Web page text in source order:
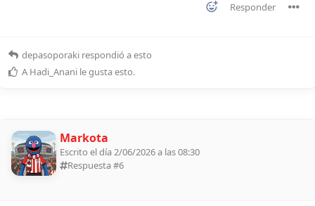
Responder
depasoporaki respondió a esto
A Hadi_Anani le gusta esto.
Markota
Escrito el día 2/06/2026 a las 08:30
Respuesta #6